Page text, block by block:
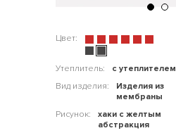
Цвет:
Утеплитель:
с утеплителем
Вид изделия:
Изделия из
мембраны
Рисунок:
хаки с желтым
абстракция